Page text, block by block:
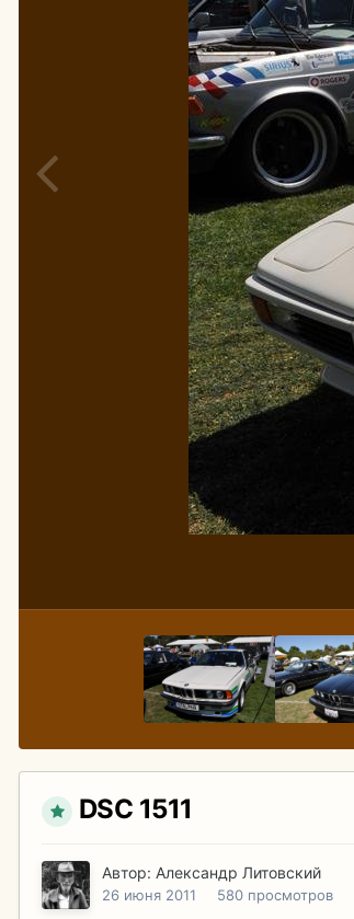
DSC 1511
Автор: Александр Литовский
26 июня 2011 580 просмотров